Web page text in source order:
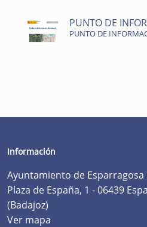
PUNTO DE
PUNTO DE
Información
Ayuntamiento de Esparragosa
Plaza de España, 1 - 06439
(Badajoz)
Ver mapa